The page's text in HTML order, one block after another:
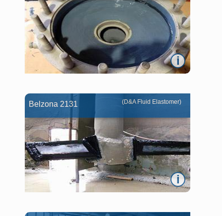
i
Belzona 2131
i
(D&A Fluid Elastomer)